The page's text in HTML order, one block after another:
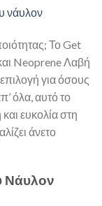
νάυλον
Το Get
Neoprene Λαβή
για όσους
όλα, αυτό το
ευκολία στη
άνετο
Νάυλον